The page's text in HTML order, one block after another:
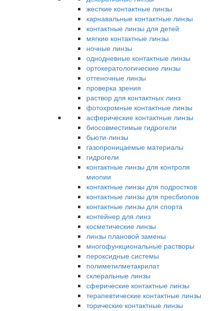
жесткие контактные линзы
карнавальные контактные линзы
контактные линзы для детей
мягкие контактные линзы
ночные линзы
однодневные контактные линзы
ортокератологические линзы
оттеночные линзы
проверка зрения
раствор для контактных линз
фотохромные контактные линзы
асферические контактные линзы
биосовместимые гидрогели
бьюти-линзы
газопроницаемые материалы
гидрогели
контактные линзы для контроля
миопии
контактные линзы для подростков
контактные линзы для пресбиопов
контактные линзы для спорта
контейнер для линз
косметические линзы
линзы плановой замены
многофункциональные растворы
пероксидные системы
полиметилметакрилат
склеральные линзы
сферические контактные линзы
терапевтические контактные линзы
торические контактные линзы